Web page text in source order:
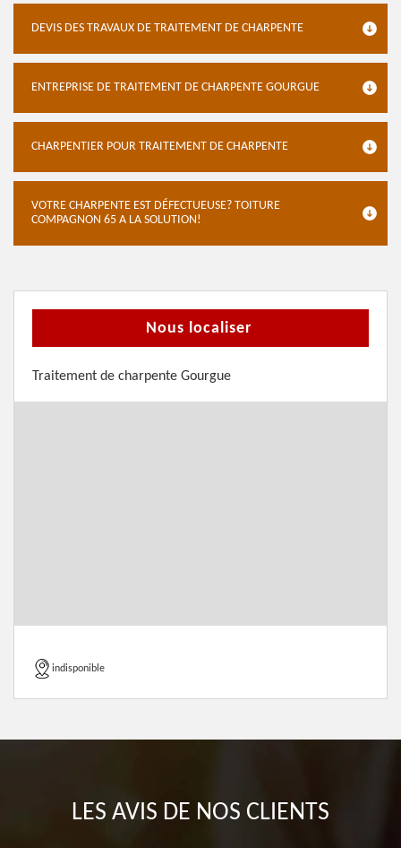
DEVIS DES TRAVAUX DE TRAITEMENT DE CHARPENTE
ENTREPRISE DE TRAITEMENT DE CHARPENTE GOURGUE
CHARPENTIER POUR TRAITEMENT DE CHARPENTE
VOTRE CHARPENTE EST DÉFECTUEUSE? TOITURE
COMPAGNON 65 A LA SOLUTION!
Nous localiser
Traitement de charpente Gourgue
indisponible
LES AVIS DE NOS CLIENTS